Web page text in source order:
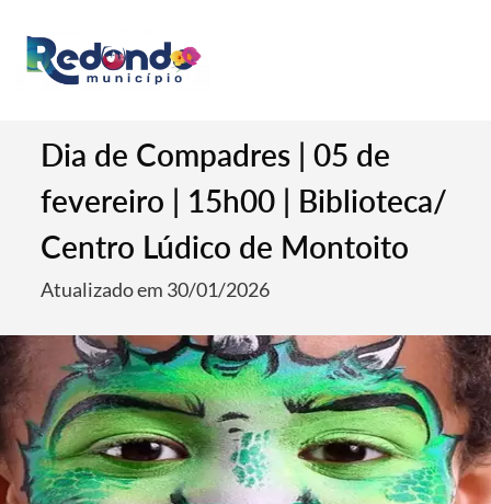
Dia de Compadres | 05 de
fevereiro | 15h00 | Biblioteca/
Centro Lúdico de Montoito
Atualizado em 30/01/2026